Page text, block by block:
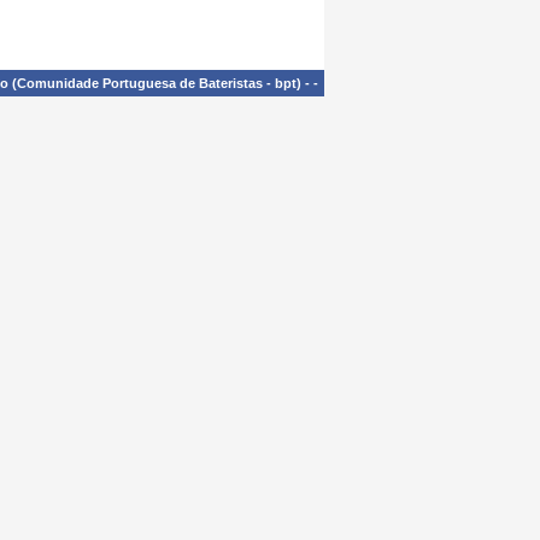
(Comunidade Portuguesa de Bateristas - bpt) - -